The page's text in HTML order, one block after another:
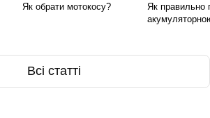
Як обрати мотокосу?
Як правильно
Всі статті